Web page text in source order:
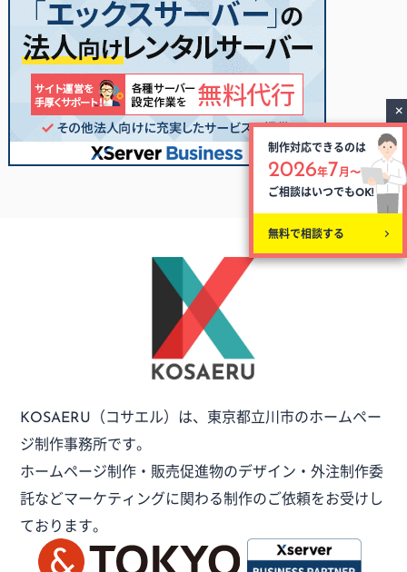
KOSAERU （コサエル）は、 東京都立川市のホームペー
ジ制作事務所です。
ホームページ制作・販売促進物のデザイン・外注制作委
託などマーケティングに関わる制作のご依頼をお受けし
ております。
制作対応できるのは
2026年7月〜
ご相談はいつでもOK!
無料で相談する